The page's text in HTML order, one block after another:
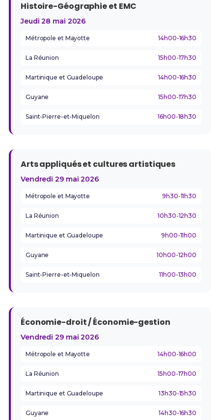
Histoire-Géographie et EMC
Jeudi 28 mai 2026
Métropole et Mayotte 14h00-16h30
La Réunion 15h00-17h30
Martinique et Guadeloupe 14h00-16h30
Guyane 15h00-17h30
Saint-Pierre-et-Miquelon 16h00-18h30
Arts appliqués et cultures artistiques
Vendredi 29 mai 2026
Métropole et Mayotte 9h30-11h30
La Réunion 10h30-12h30
Martinique et Guadeloupe 9h00-11h00
Guyane 10h00-12h00
Saint-Pierre-et-Miquelon 11h00-13h00
Économie-droit / Économie-gestion
Vendredi 29 mai 2026
Métropole et Mayotte 14h00-16h00
La Réunion 15h00-17h00
Martinique et Guadeloupe 13h30-15h30
Guyane 14h30-16h30